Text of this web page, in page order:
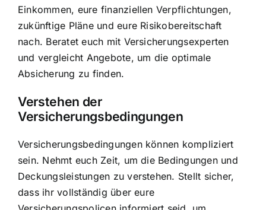
Einkommen, eure finanziellen Verpflichtungen,
zukünftige Pläne und eure Risikobereitschaft
nach. Beratet euch mit Versicherungsexperten
und vergleicht Angebote, um die optimale
Absicherung zu finden.
Verstehen der
Versicherungsbedingungen
Versicherungsbedingungen können kompliziert
sein. Nehmt euch Zeit, um die Bedingungen und
Deckungsleistungen zu verstehen. Stellt sicher,
dass ihr vollständig über eure